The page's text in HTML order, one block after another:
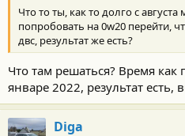
Что то ты, как то долго с
попробовать на 0w20 перейти,
двс, результат же есть?
Что там решаться? Время
январе 2022, результат есть,
Diga